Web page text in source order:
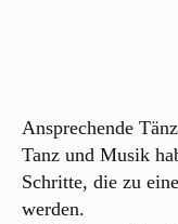
Ansprechende
Tanz und Musik
Schritte, die zu
werden.